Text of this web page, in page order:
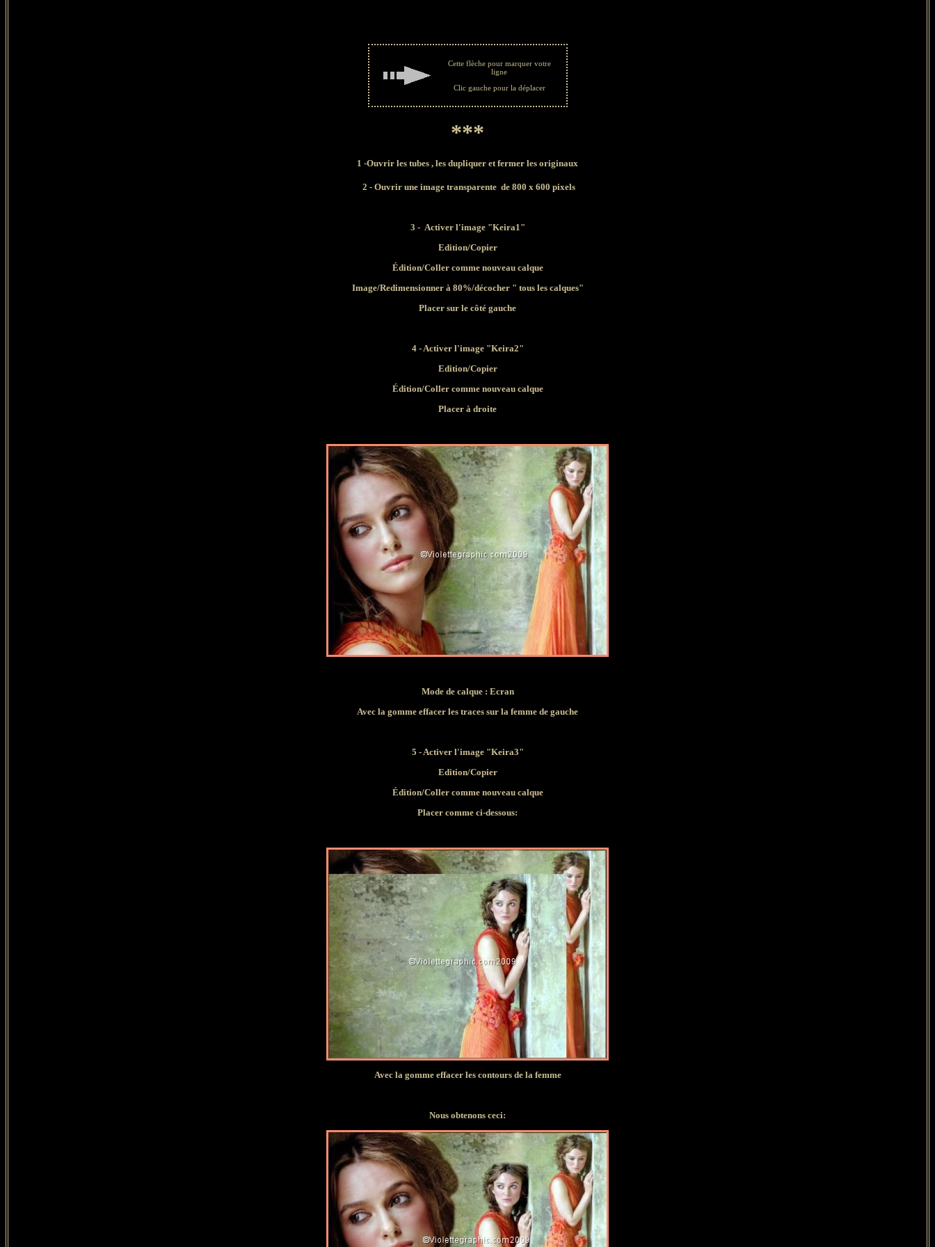
Cette flèche pour marquer votre
ligne
Clic gauche pour la déplacer
***
1 -Ouvrir les tubes , les dupliquer et fermer les originaux
2 - Ouvrir une image transparente de 800 x 600 pixels
3 - Activer l'image "Keira1"
Edition/Copier
Édition/Coller comme nouveau calque
Image/Redimensionner à 80%/décocher " tous les calques"
Placer sur le côté gauche
4 - Activer l'image "Keira2"
Edition/Copier
Édition/Coller comme nouveau calque
Placer à droite
Mode de calque : Ecran
Avec la gomme effacer les traces sur la femme de gauche
5 - Activer l'image "Keira3"
Edition/Copier
Édition/Coller comme nouveau calque
Placer comme ci-dessous:
Avec la gomme effacer les contours de la femme
Nous obtenons ceci: